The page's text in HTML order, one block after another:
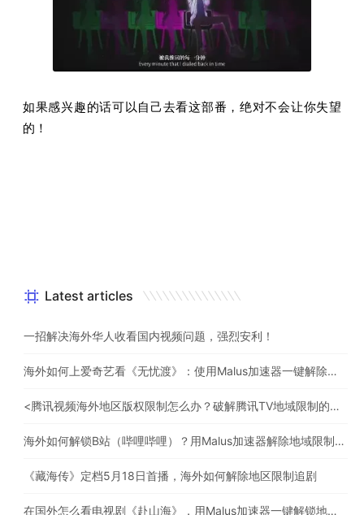
如果感兴趣的话可以自己去看这部番，绝对不会让你失望
的！
Latest articles
一招解决海外华人收看国内视频问题，强烈安利！
海外如何上爱奇艺看《无忧渡》：使用Malus加速器一键解除地域限制
<腾讯视频海外地区版权限制怎么办？破解腾讯TV地域限制的办法>
海外如何解锁B站（哔哩哔哩）？用Malus加速器解除地域限制，一键流畅追番
《藏海传》定档5月18日首播，海外如何解除地区限制追剧
在国外怎么看电视剧《赴山海》，用Malus加速器一键解锁地区限制